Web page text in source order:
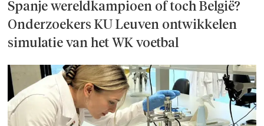
Spanje wereld­kampioen of toch België?
Onderzoek­ers KU Leuven ontwikkelen
simulatie van het WK voetbal